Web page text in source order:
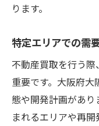
ります。
特定エリアでの需
不動産買取を行う
重要です。大阪府
態や開発計画があ
まれるエリアや再開